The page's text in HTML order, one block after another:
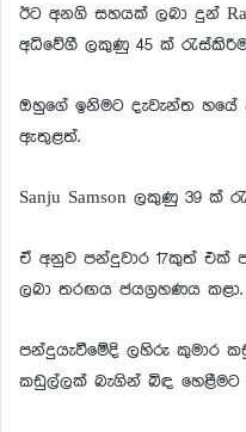
ඊට අනගි සහයක් ලබා දුන්
අධිවේගී ලකුණු 45 ක්
ඔහුගේ ඉනිමට දැවැන්ත
ඇතුළත්.
Sanju Samson ලකුණු 39 ක්
ඒ අනුව පන්දුවාර 17කුත් එක්
ලබා තරඟය ජයග්‍රහණය කළා.
පන්දුයැවීමේදි ලහිරු කුමාර
කඩුල්ලක් බැගින් බිඳ හෙළීමට